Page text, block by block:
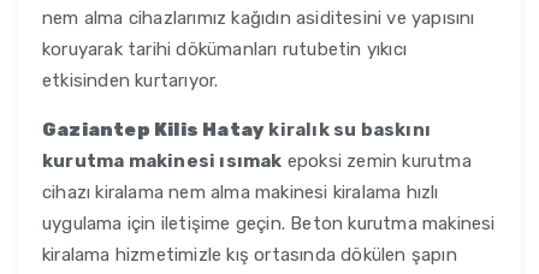
nem alma cihazlarımız kağıdın asiditesini ve yapısını
koruyarak tarihi dökümanları rutubetin yıkıcı
etkisinden kurtarıyor.
Gaziantep Kilis Hatay kiralık su baskını
kurutma makinesi ısımak epoksi zemin kurutma
cihazı kiralama nem alma makinesi kiralama hızlı
uygulama için iletişime geçin. Beton kurutma makinesi
kiralama hizmetimizle kış ortasında dökülen şapın